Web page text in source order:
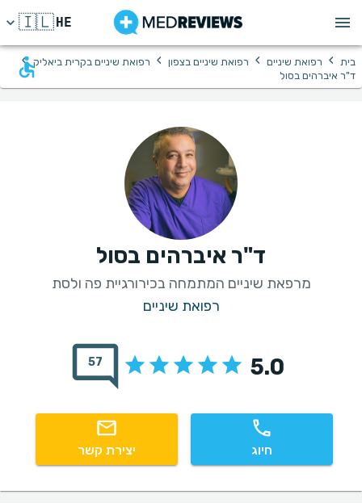
HE
🇮🇱
בית › רפואת שיניים › רפואת שיניים בצפון › רפואת שיניים בקרית ביאליק ›
ד"ר איברהים בסול
ד"ר איברהים בסול
מרפאת שיניים המתמחה בכירורגיית פה ולסת
רפואת שיניים
5.0
57
חיוג יצירת קשר